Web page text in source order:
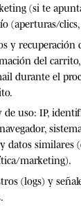
(si te
(aperturas/
y recuperación
del
durante el
de uso: IP,
datos similares
marketing).
(logs) y